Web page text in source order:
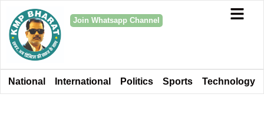
Join Whatsapp Channel
National International Politics Sports Technology